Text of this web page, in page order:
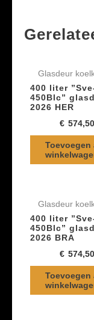
Glasdeur
400 liter
450Blc”
2026 HER
€ 574,50
Toevoegen
Glasdeur
400 liter
450Blc”
2026 BRA
€ 574,50
Toevoegen